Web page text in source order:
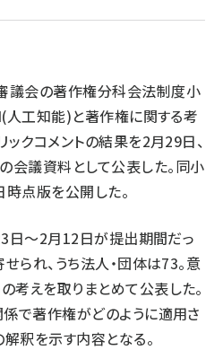
議会の著作権分科会法制度小
人工知能)と著作権に関する考
ックコメントの結果を2月29日、
会議資料として公表した。同小
点版を公開した。
日～2月12日が提出期間だっ
られ、うち法人・団体は73。意
考えを取りまとめて公表した。
で著作権がどのように適用さ
釈を示す内容となる。